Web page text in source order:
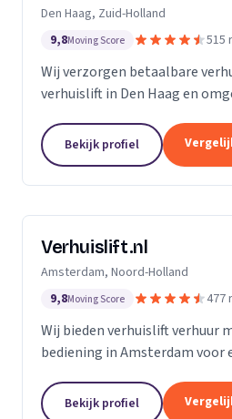
Den Haag, Zuid-Holland
9,8Moving Score 515
Wij verzorgen betaalbare
verhuislift in Den Haag en
Bekijk profiel
Verhuislift.nl
Amsterdam, Noord-Holland
9,8Moving Score 477
Wij bieden verhuislift verhuur
bediening in Amsterdam voor
Bekijk profiel